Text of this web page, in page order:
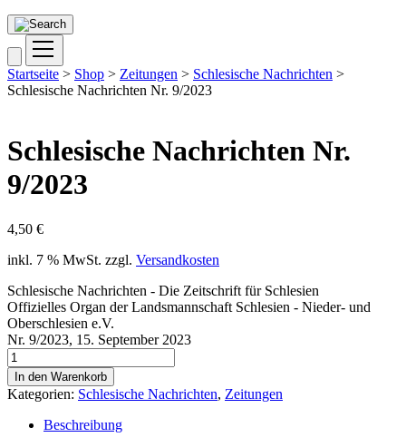
Startseite > Shop > Zeitungen > Schlesische Nachrichten >
Schlesische Nachrichten Nr. 9/2023
Schlesische Nachrichten Nr.
9/2023
4,50 €
inkl. 7 % MwSt. zzgl. Versandkosten
Schlesische Nachrichten - Die Zeitschrift für Schlesien
Offizielles Organ der Landsmannschaft Schlesien - Nieder- und
Oberschlesien e.V.
Nr. 9/2023, 15. September 2023
Schlesische
Nachrichten
Nr.
9/2023
Menge
In den Warenkorb
Kategorien: Schlesische Nachrichten, Zeitungen
Beschreibung